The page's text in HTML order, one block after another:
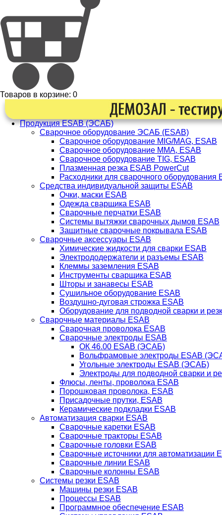
Товаров в корзине: 0
Продукция ESAB (ЭСАБ)
Сварочное оборудование ЭСАБ (ESAB)
Сварочное оборудование MIG/MAG, ESAB
Сварочное оборудование ММА, ESAB
Сварочное оборудование TIG, ESAB
Плазменная резка ESAB PowerCut
Расходники для сварочного оборудования
Средства индивидуальной защиты ESAB
Очки, маски ESAB
Одежда сварщика ESAB
Сварочные перчатки ESAB
Системы вытяжки сварочных дымов ESAB
Защитные сварочные покрывала ESAB
Сварочные аксессуары ESAB
Химические жидкости для сварки ESAB
Электрододержатели и разъемы ESAB
Клеммы заземления ESAB
Инструменты сварщика ESAB
Шторы и занавесы ESAB
Сушильное оборудование ESAB
Воздушно-дуговая строжка ESAB
Оборудование для подводной сварки и
Сварочные материалы ESAB
Сварочная проволока ESAB
Сварочные электроды ESAB
ОК 46.00 ESAB (ЭСАБ)
Вольфрамовые электроды ESAB
Угольные электроды ESAB (ЭСАБ)
Электроды для подводной сварки и
Флюсы, ленты, проволока ESAB
Порошковая проволока, ESAB
Присадочные прутки, ESAB
Керамические подкладки ESAB
Автоматизация сварки ESAB
Сварочные каретки ESAB
Сварочные тракторы ESAB
Сварочные головки ESAB
Сварочные источники для автоматизации
Сварочные линии ESAB
Сварочные колонны ESAB
Системы резки ESAB
Машины резки ESAB
Процессы ESAB
Программное обеспечение ESAB